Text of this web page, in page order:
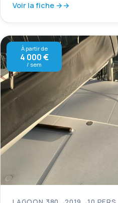
Voir la fiche →
À partir de
4 000 €
/ sem